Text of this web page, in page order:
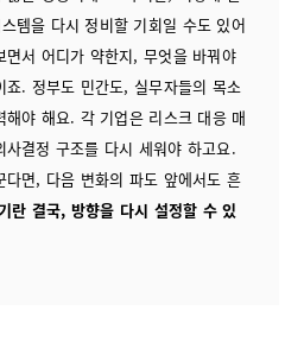
템을 다시 정비할 기회일 수도 있어
서 어디가 약한지, 무엇을 바꿔야
. 정부도 민간도, 실무자들의 목소
야 해요. 각 기업은 리스크 대응 매
결정 구조를 다시 세워야 하고요.
면, 다음 변화의 파도 앞에서도 흔
란 결국, 방향을 다시 설정할 수 있